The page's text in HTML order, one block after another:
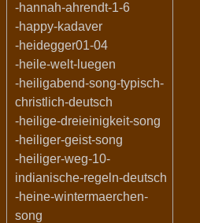
-hannah-ahrendt-1-6
-happy-kadaver
-heidegger01-04
-heile-welt-luegen
-heiligabend-song-typisch-
christlich-deutsch
-heilige-dreieinigkeit-song
-heiliger-geist-song
-heiliger-weg-10-
indianische-regeln-deutsch
-heine-wintermaerchen-
song